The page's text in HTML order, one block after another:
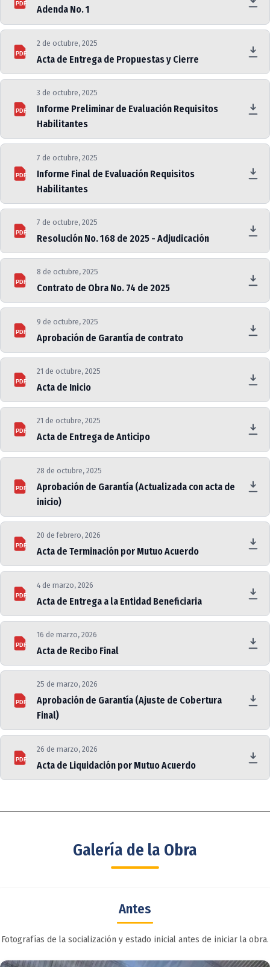
PDF
Adenda No. 1
PDF
2 de octubre, 2025
Acta de Entrega de Propuestas y Cierre
PDF
3 de octubre, 2025
Informe Preliminar de Evaluación Requisitos
Habilitantes
PDF
7 de octubre, 2025
Informe Final de Evaluación Requisitos
Habilitantes
PDF
7 de octubre, 2025
Resolución No. 168 de 2025 - Adjudicación
PDF
8 de octubre, 2025
Contrato de Obra No. 74 de 2025
PDF
9 de octubre, 2025
Aprobación de Garantía de contrato
PDF
21 de octubre, 2025
Acta de Inicio
PDF
21 de octubre, 2025
Acta de Entrega de Anticipo
PDF
28 de octubre, 2025
Aprobación de Garantía (Actualizada con acta de
inicio)
PDF
20 de febrero, 2026
Acta de Terminación por Mutuo Acuerdo
PDF
4 de marzo, 2026
Acta de Entrega a la Entidad Beneficiaria
PDF
16 de marzo, 2026
Acta de Recibo Final
PDF
25 de marzo, 2026
Aprobación de Garantía (Ajuste de Cobertura
Final)
PDF
26 de marzo, 2026
Acta de Liquidación por Mutuo Acuerdo
Galería de la Obra
Antes
Fotografías de la socialización y estado inicial antes de iniciar la obra.